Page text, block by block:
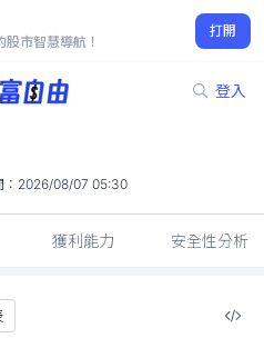
市智慧導航！
打開
登入
1.67%
2026/08/07 05:30
獲利能力 安全性分析